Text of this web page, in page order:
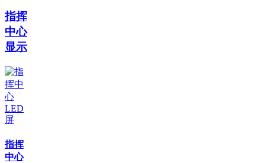
指挥
中心
显示
指挥
中心